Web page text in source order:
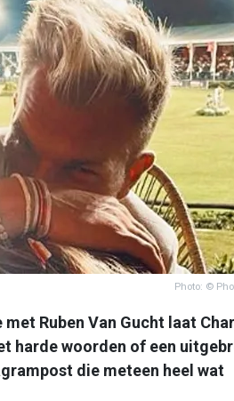
Photo: ©
Ruben Van Gucht laat
harde woorden of een
die meteen heel wat